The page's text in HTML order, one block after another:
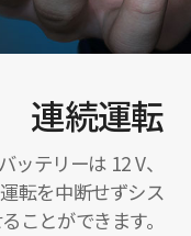
連続運転
テリーは 12 V、
転を中断せずシス
ことができます。